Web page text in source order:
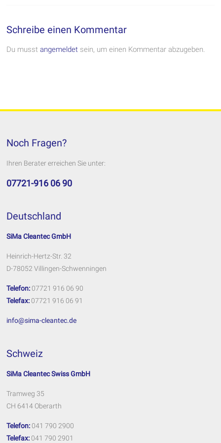
Schreibe einen Kommentar
Du musstangemeldet sein, um einen Kommentar abzugeben.
Noch Fragen?
Ihren Berater erreichen Sie unter:
07721-916 06 90
Deutschland
SiMa Cleantec GmbH
Heinrich-Hertz-Str. 32
D-78052 Villingen-Schwenningen
Telefon: 07721 916 06 90
Telefax: 07721 916 06 91
info@sima-cleantec.de
Schweiz
SiMa Cleantec Swiss GmbH
Tramweg 35
CH 6414 Oberarth
Telefon: 041 790 2900
Telefax: 041 790 2901